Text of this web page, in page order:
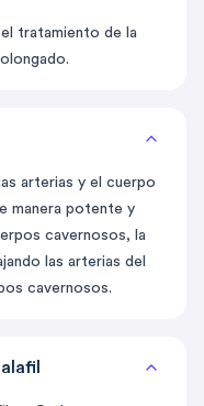
tratamiento de la
arterias y el cuerpo
manera potente y
cavernosos, la
las arterias del
cavernosos.